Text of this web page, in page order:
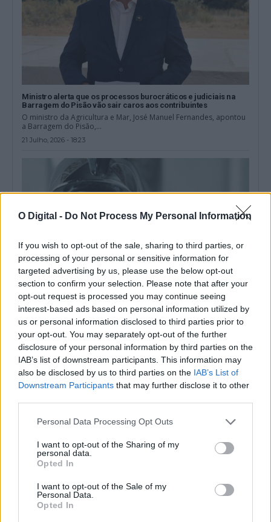
O Digital - Do Not Process My Personal Information
If you wish to opt-out of the sale, sharing to third parties, or
processing of your personal or sensitive information for
targeted advertising by us, please use the below opt-out
section to confirm your selection. Please note that after your
opt-out request is processed you may continue seeing
interest-based ads based on personal information utilized by
us or personal information disclosed to third parties prior to
your opt-out. You may separately opt-out of the further
disclosure of your personal information by third parties on the
IAB’s list of downstream participants. This information may
also be disclosed by us to third parties on the IAB’s List of
Downstream Participants that may further disclose it to other
Personal Data Processing Opt Outs
I want to opt-out of the Sharing of my
personal data.
Opted In
I want to opt-out of the Sale of my
Personal Data.
Opted In
Ministro alerta que os processos burocráticos e judiciais na
Barragem do Pisão vão sair caros aos contribuintes
O ministro da Agricultura e Mar, José Manuel Fernandes, apontou
a Barragem do Pisão,...
21 Julho, 2026 - 18:23
Águas do Alto Alentejo alerta para possível alteração da cor da
água em quatro concelhos
A empresa intermunicipal Águas do Alto Alentejo (AAA) alertou
hoje que poderá “verificar-se temporariamente”...
17 Julho, 2026 - 16:55